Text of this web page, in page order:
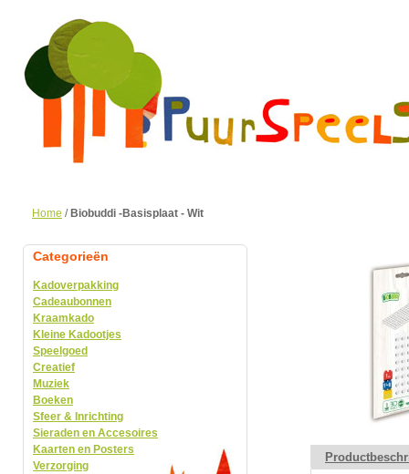
Home / Biobuddi -Basisplaat - Wit
Categorieën
Kadoverpakking
Cadeaubonnen
Kraamkado
Kleine Kadootjes
Speelgoed
Creatief
Muziek
Boeken
Sfeer & Inrichting
Sieraden en Accesoires
Kaarten en Posters
Verzorging